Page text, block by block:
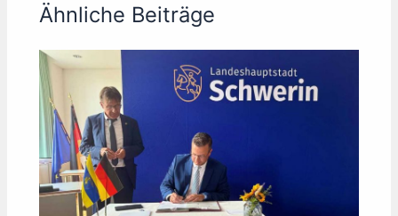
Ähnliche Beiträge